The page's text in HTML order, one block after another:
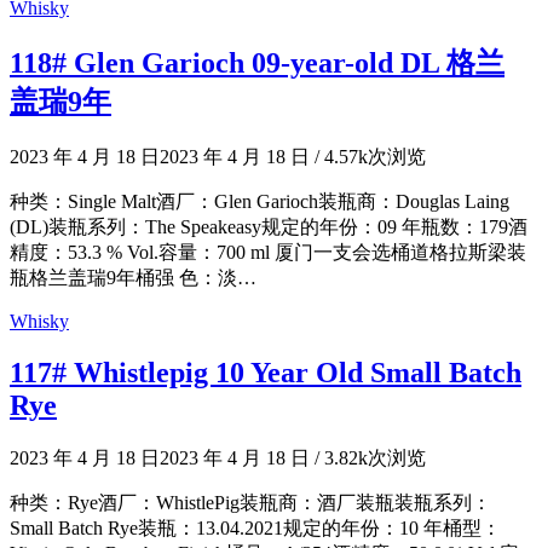
Whisky
118# Glen Garioch 09-year-old DL 格兰
盖瑞9年
2023 年 4 月 18 日 2023 年 4 月 18 日 /4.57k次浏览
种类：Single Malt酒厂：Glen Garioch装瓶商：Douglas Laing
(DL)装瓶系列：The Speakeasy规定的年份：09 年瓶数：179酒
精度：53.3 % Vol.容量：700 ml 厦门一支会选桶道格拉斯梁装
瓶格兰盖瑞9年桶强 色：淡…
Whisky
117# Whistlepig 10 Year Old Small Batch
Rye
2023 年 4 月 18 日 2023 年 4 月 18 日 /3.82k次浏览
种类：Rye酒厂：WhistlePig装瓶商：酒厂装瓶装瓶系列：
Small Batch Rye装瓶：13.04.2021规定的年份：10 年桶型：